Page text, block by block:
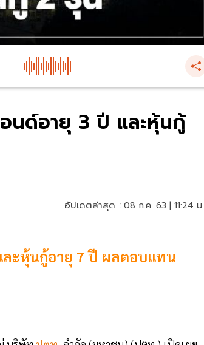
นด์อายุ 3 ปี และหุ้นกู้
อัปเดตล่าสุด : 08 ก.ค. 63 | 11:24 น.
ละหุ้นกู้อายุ 7 ปี ผลตอบแทน